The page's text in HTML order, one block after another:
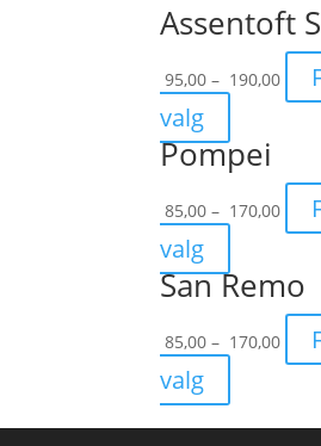
Assentoft
95,00 – 190,00
valg
Pompei
85,00 – 170,00
valg
San Remo
85,00 – 170,00
valg